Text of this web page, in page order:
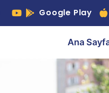
Google Play
Ana